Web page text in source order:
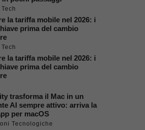
la tariffa mobile nel 2026: i
prima del cambio
la tariffa mobile nel 2026: i
prima del cambio
trasforma il Mac in un
AI sempre attivo: arriva la
per macOS
Tecnologiche